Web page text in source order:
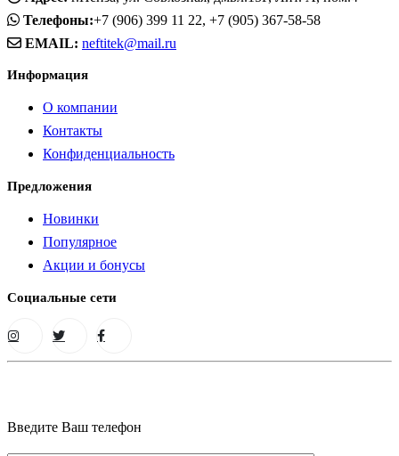
Телефоны:+7 (906) 399 11 22, +7 (905) 367-58-58
EMAIL: neftitek@mail.ru
Информация
О компании
Контакты
Конфиденциальность
Предложения
Новинки
Популярное
Акции и бонусы
Социальные сети
Введите Ваш телефон